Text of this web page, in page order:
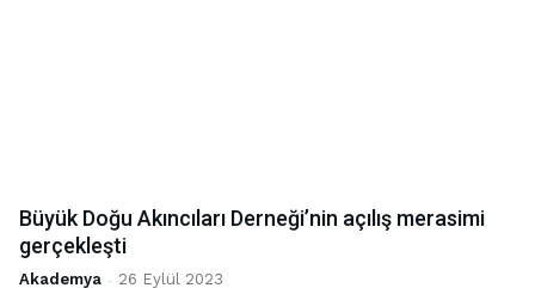
Büyük Doğu Akıncıları Derneği’nin açılış merasimi
gerçekleşti
Akademya - 26 Eylül 2023